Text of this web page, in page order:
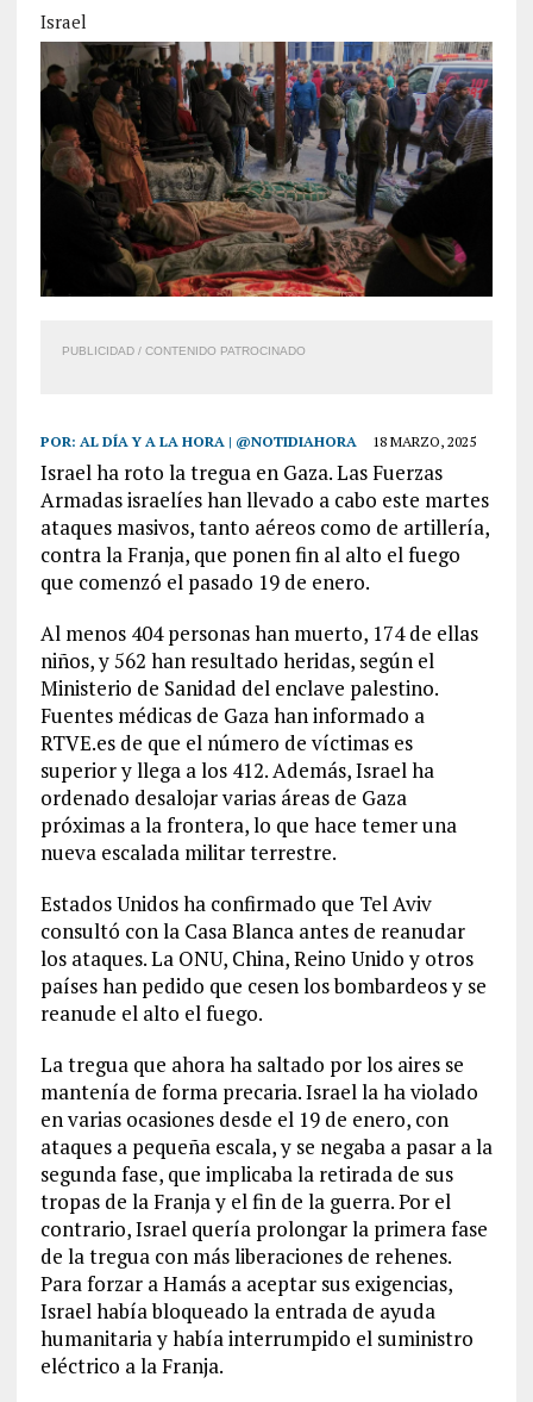
Israel
PUBLICIDAD / CONTENIDO PATROCINADO
POR: AL DÍA Y A LA HORA | @NOTIDIAHORA 18 MARZO, 2025
Israel ha roto la tregua en Gaza. Las Fuerzas
Armadas israelíes han llevado a cabo este martes
ataques masivos, tanto aéreos como de artillería,
contra la Franja, que ponen fin al alto el fuego
que comenzó el pasado 19 de enero.
Al menos 404 personas han muerto, 174 de ellas
niños, y 562 han resultado heridas, según el
Ministerio de Sanidad del enclave palestino.
Fuentes médicas de Gaza han informado a
RTVE.es de que el número de víctimas es
superior y llega a los 412. Además, Israel ha
ordenado desalojar varias áreas de Gaza
próximas a la frontera, lo que hace temer una
nueva escalada militar terrestre.
Estados Unidos ha confirmado que Tel Aviv
consultó con la Casa Blanca antes de reanudar
los ataques. La ONU, China, Reino Unido y otros
países han pedido que cesen los bombardeos y se
reanude el alto el fuego.
La tregua que ahora ha saltado por los aires se
mantenía de forma precaria. Israel la ha violado
en varias ocasiones desde el 19 de enero, con
ataques a pequeña escala, y se negaba a pasar a la
segunda fase, que implicaba la retirada de sus
tropas de la Franja y el fin de la guerra. Por el
contrario, Israel quería prolongar la primera fase
de la tregua con más liberaciones de rehenes.
Para forzar a Hamás a aceptar sus exigencias,
Israel había bloqueado la entrada de ayuda
humanitaria y había interrumpido el suministro
eléctrico a la Franja.